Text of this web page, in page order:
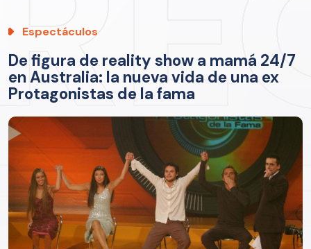
Espectáculos
De figura de reality show a mamá 24/7
en Australia: la nueva vida de una ex
Protagonistas de la fama